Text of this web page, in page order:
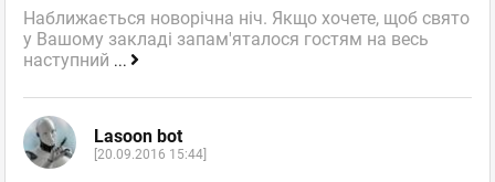
Наближається новорічна ніч. Якщо хочете, щоб свято
у Вашому закладі запам'яталося гостям на весь
наступний ...
Lasoon bot
[20.09.2016 15:44]